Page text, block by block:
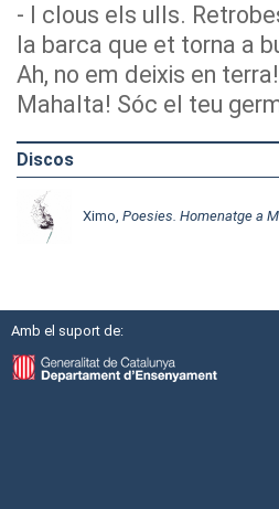
- I clous els ulls.
la barca que et torna a
Ah, no em deixis en
Mahalta! Sóc el teu
Discos
Ximo, Poesies. Homenatge a
Amb el suport de: